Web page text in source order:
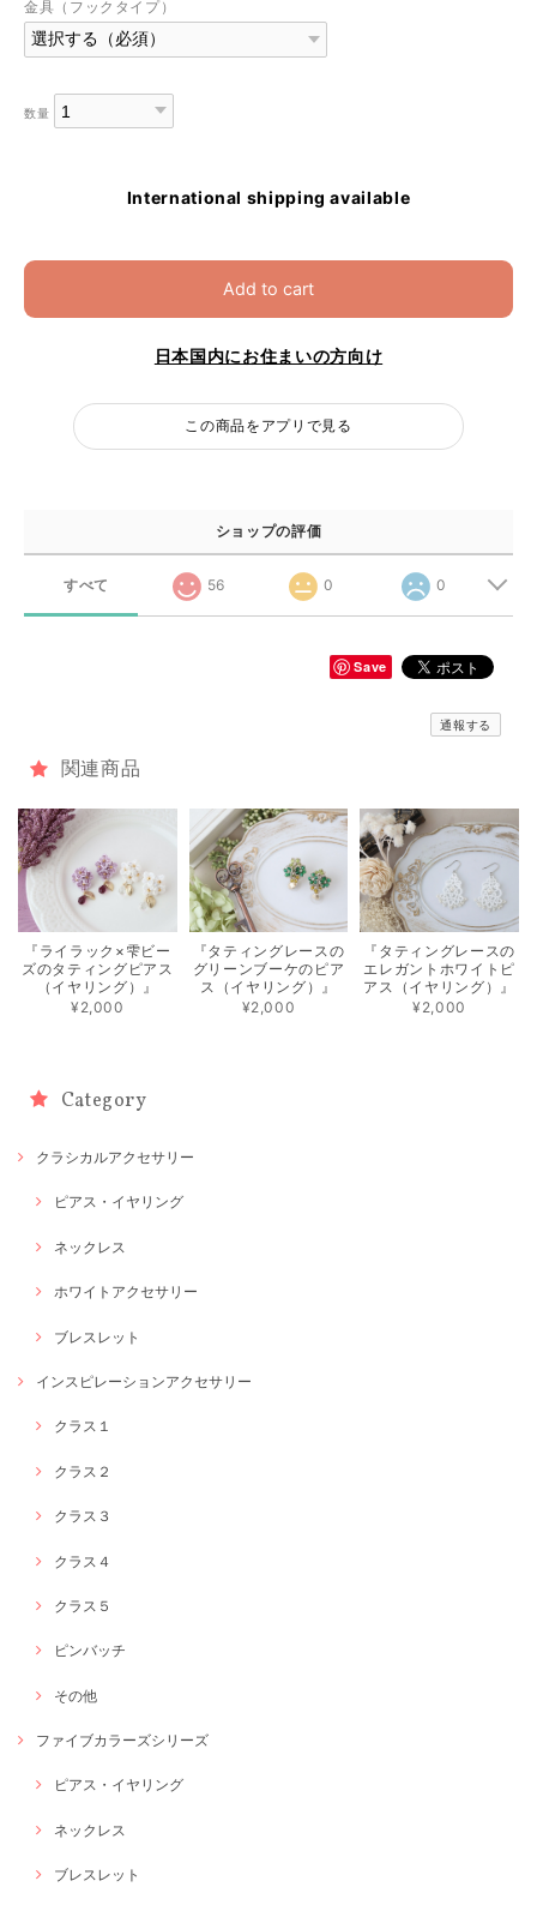
金具（フックタイプ）
数量
International shipping available
Add to cart
日本国内にお住まいの方向け
この商品をアプリで見る
ショップの評価
すべて 56 0 0
Save
通報する
関連商品
『ライラック×雫ビー
ズのタティングピアス
（イヤリング）』
¥2,000
『タティングレースの
グリーンブーケのピア
ス（イヤリング）』
¥2,000
『タティングレースの
エレガントホワイトピ
アス（イヤリング）』
¥2,000
Category
クラシカルアクセサリー
ピアス・イヤリング
ネックレス
ホワイトアクセサリー
ブレスレット
インスピレーションアクセサリー
クラス１
クラス２
クラス３
クラス４
クラス５
ピンバッチ
その他
ファイブカラーズシリーズ
ピアス・イヤリング
ネックレス
ブレスレット